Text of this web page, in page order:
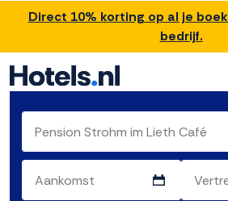
Direct 10% korting op al je
bedrijf.